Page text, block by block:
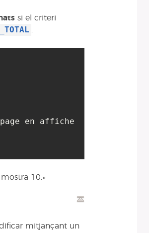
si el criteri
en affiche
10.»
mitjançant un